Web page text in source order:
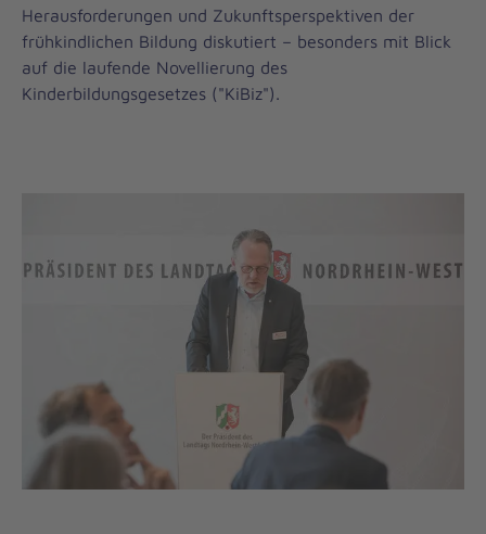
Herausforderungen und Zukunftsperspektiven der
frühkindlichen Bildung diskutiert – besonders mit Blick
auf die laufende Novellierung des
Kinderbildungsgesetzes ("KiBiz").